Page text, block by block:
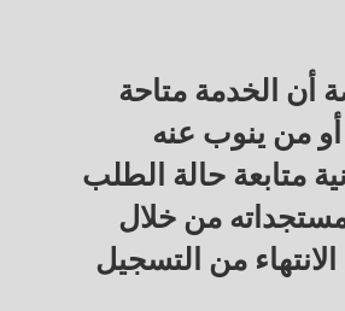
أن الخدمة متاحة
من ينوب عنه
متابعة حالة الطلب
من خلال
من التسجيل